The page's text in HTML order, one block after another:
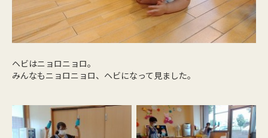
ヘビはニョロニョロ。
みんなもニョロニョロ、ヘビになって見ました。